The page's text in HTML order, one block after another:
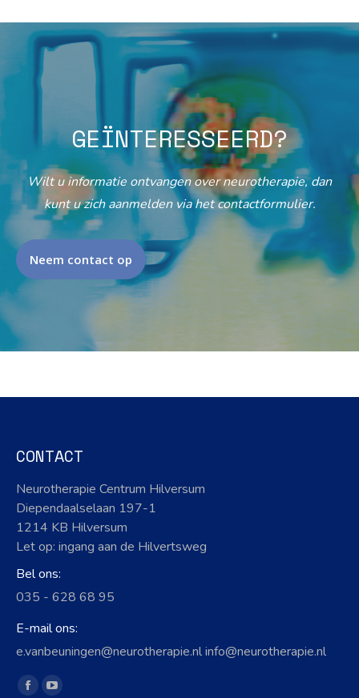
GEÏNTERESSEERD?
Wilt u informatie ontvangen over neurotherapie, dan
kunt u zich aanmelden via het contactformulier.
Neem contact op
CONTACT
Neurotherapie Centrum Hilversum
Diependaalselaan 197-1
1214 KB Hilversum
Let op: ingang aan de Hilvertsweg
Bel ons:
035 - 628 68 95
E-mail ons:
e.vanbeuningen@neurotherapie.nl info@neurotherapie.nl
Vind ons op: